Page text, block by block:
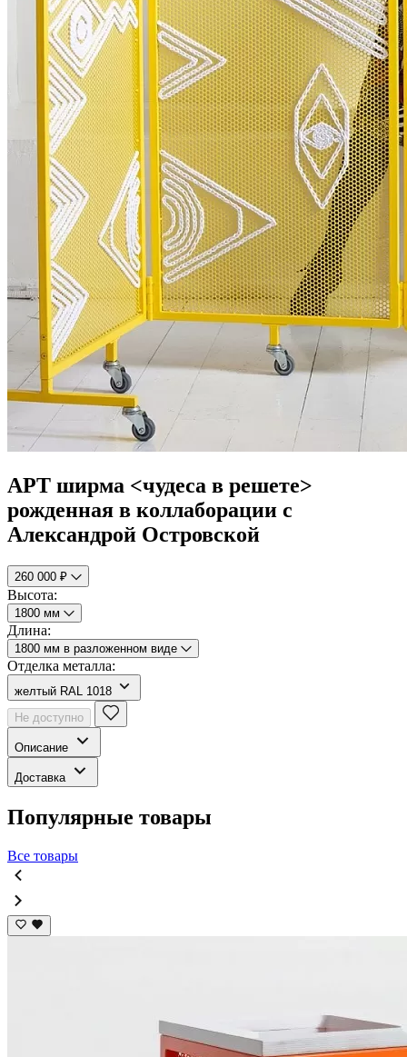
АРТ ширма <чудеса в решете>
рожденная в коллаборации с
Александрой Островской
260 000 ₽
Высота:
1800 мм
Длина:
1800 мм в разложенном виде
Отделка металла:
желтый RAL 1018
Не доступно
Описание
Доставка
Популярные товары
Все товары